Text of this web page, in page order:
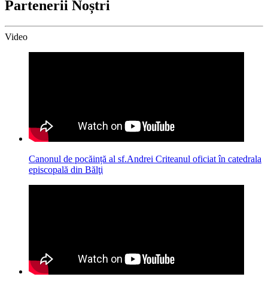
Partenerii Noștri
Video
Canonul de pocăință al sf.Andrei Criteanul oficiat în catedrala
episcopală din Bălţi